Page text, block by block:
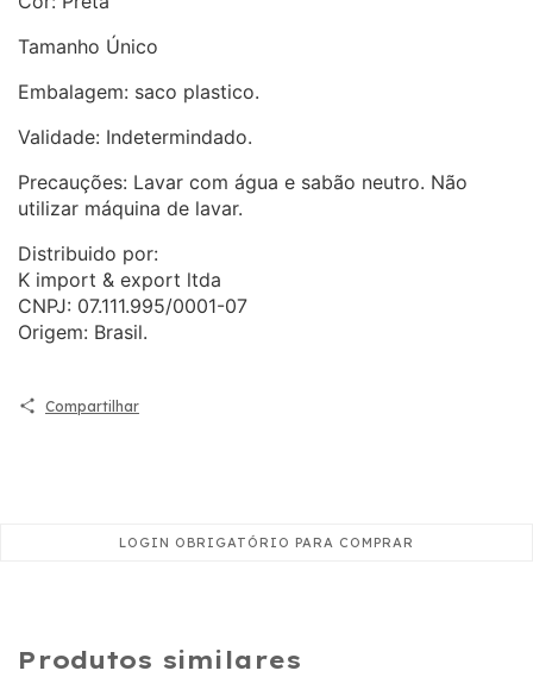
Tamanho Único
Embalagem: saco plastico.
Validade: Indetermindado.
Precauções: Lavar com água e sabão neutro. Não
utilizar máquina de lavar.
Distribuido por:
K import & export ltda
CNPJ: 07.111.995/0001-07
Origem: Brasil.
Compartilhar
Produtos similares